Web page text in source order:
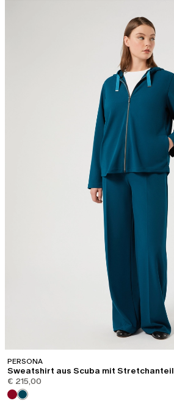
PERSONA
Sweatshirt aus Scuba mit Stretchanteil
€ 215,00